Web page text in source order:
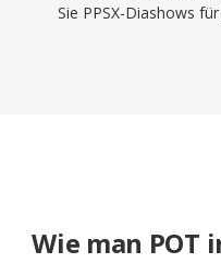
Sie PPSX-Diashows
Wie man POT